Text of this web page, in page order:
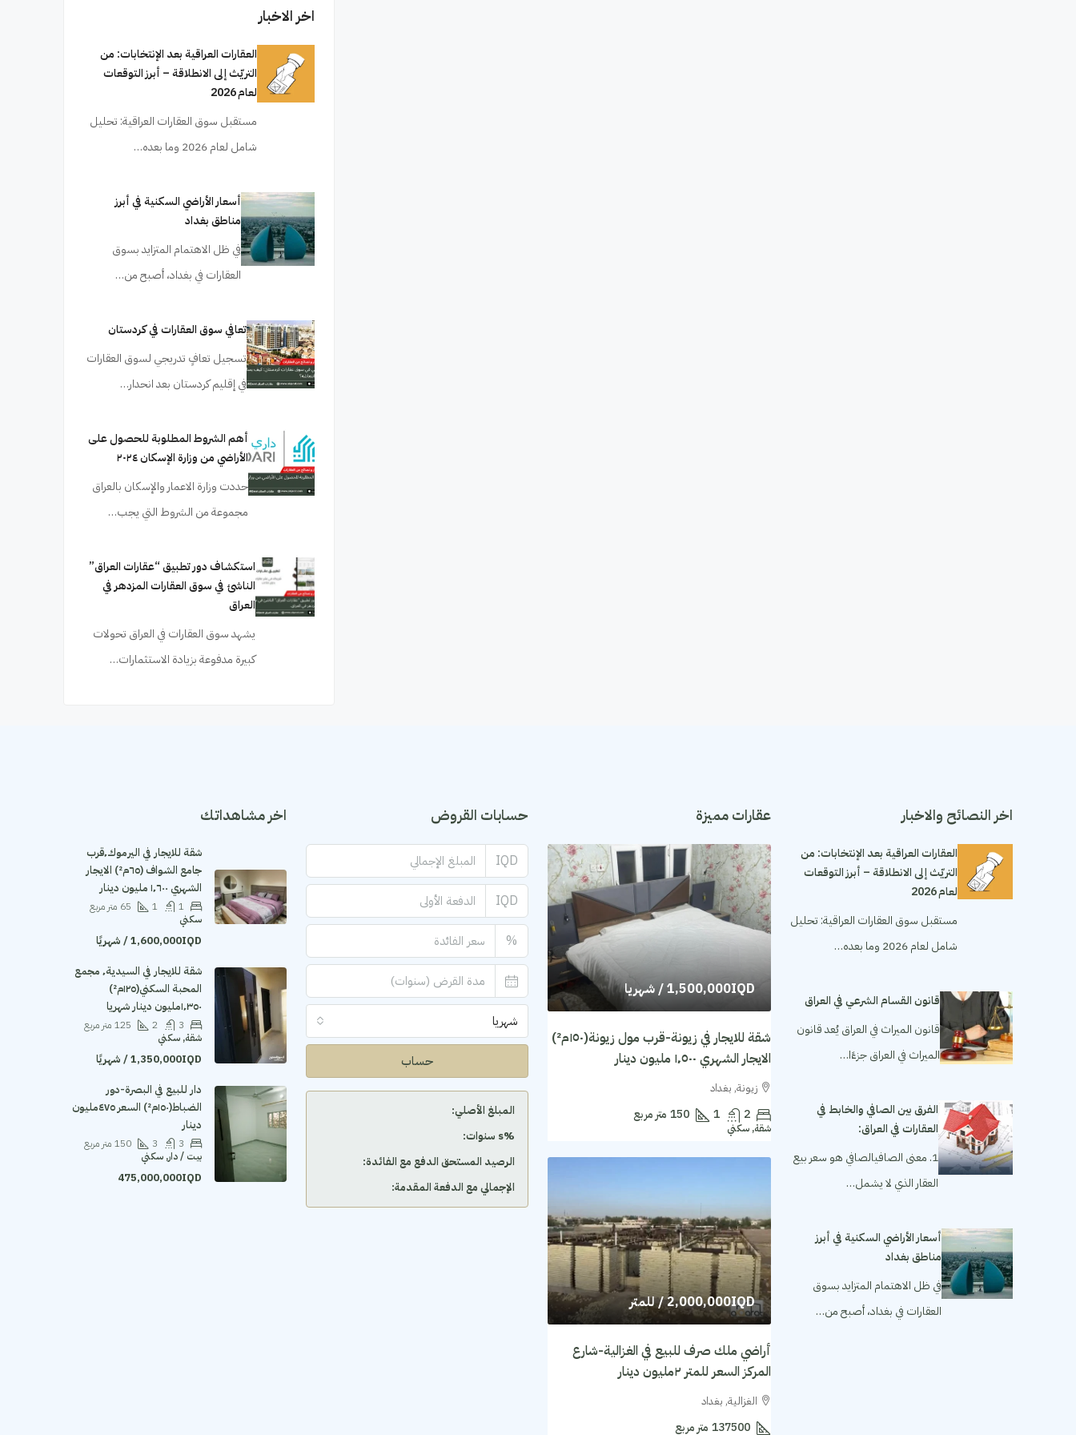
اخر الاخبار
العقارات العراقية بعد الإنتخابات: من
التريّث إلى الانطلاقة – أبرز التوقعات
لعام 2026
مستقبل سوق العقارات العراقية: تحليل
شامل لعام 2026 وما بعده…
أسعار الأراضي السكنية في أبرز
مناطق بغداد
في ظل الاهتمام المتزايد بسوق
العقارات في بغداد، أصبح من…
تعافي سوق العقارات في كردستان
تسجيل تعافٍ تدريجي لسوق العقارات
في إقليم كردستان بعد انحدار…
أهم الشروط المطلوبة للحصول على
الأراضي من وزارة الإسكان ٢٠٢٤
حددت وزارة الاعمار والإسكان بالعراق
مجموعة من الشروط التي يجب…
استكشاف دور تطبيق “عقارات العراق”
الناشئ في سوق العقارات المزدهر في
العراق
يشهد سوق العقارات في العراق تحولات
كبيرة مدفوعة بزيادة الاستثمارات…
اخر النصائح والاخبار
العقارات العراقية بعد الإنتخابات: من
التريّث إلى الانطلاقة – أبرز التوقعات
لعام 2026
مستقبل سوق العقارات العراقية: تحليل
شامل لعام 2026 وما بعده…
قانون القسام الشرعي في العراق
قانون الميراث في العراق يُعد قانون
الميراث في العراق جزءًا…
الفرق بين الصافي والخابط في
العقارات في العراق:
1. معنى الصافيالصافي هو سعر بيع
العقار الذي لا يشمل…
أسعار الأراضي السكنية في أبرز
مناطق بغداد
في ظل الاهتمام المتزايد بسوق
العقارات في بغداد، أصبح من…
عقارات مميزة
1,500,000IQD/ شهريا
شقة للايجار في زيونة-قرب مول زيونة(١٥٠م²)
الايجار الشهري ١٬٥٠٠ مليون دينار
زيونة, بغداد
2
1
150 متر مربع
شقة, سكني
2,000,000IQD/ للمتر
أراضي ملك صرف للبيع في الغزالية-شارع
المركز السعر للمتر ٢مليون دينار
الغزالية, بغداد
137500 متر مربع
حسابات القروض
IQD
IQD
%
شهريا
حساب
المبلغ الأصلي:
‫%s سنوات:
الرصيد المستحق الدفع مع الفائدة:
الإجمالي مع الدفعة المقدمة:
اخر مشاهداتك
شقة للايجار في اليرموك٬قرب
جامع الشواف (٦٥م²) الايجار
الشهري ١٬٦٠٠ مليون دينار
1
1
65 متر مربع
سكني
1,600,000IQD / شهريًا
شقة للايجار في السيدية٬ مجمع
المحبة السكني(١٢٥م²)
١٬٣٥٠مليون دينار شهريا
3
2
125 متر مربع
شقة, سكني
1,350,000IQD / شهريًا
دار للبيع في البصرة-دور
الضباط(١٥٠م²) السعر ٤٧٥مليون
دينار
3
3
150 متر مربع
بيت / دار, سكني
475,000,000IQD